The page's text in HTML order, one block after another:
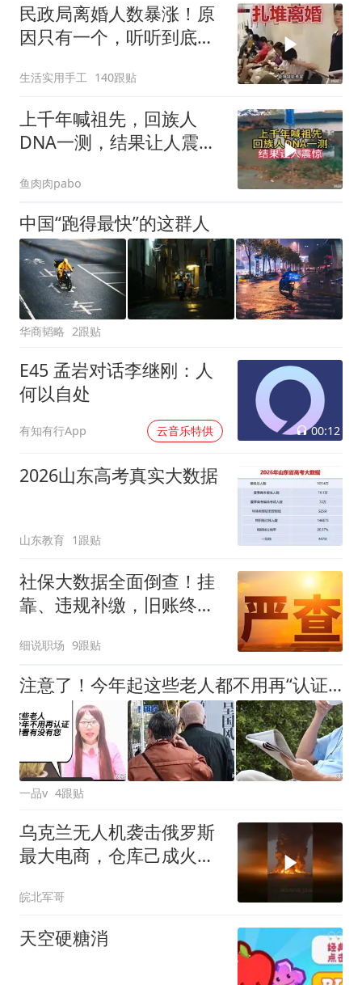
民政局离婚人数暴涨！原
因只有一个，听听到底是
生活实用手工 140跟贴
上千年喊祖先，回族人
DNA一测，结果让人震
鱼肉肉pabo
中国“跑得最快”的这群人
华商韬略 2跟贴
E45 孟岩对话李继刚：人
何以自处
有知有行App 云音乐特供 00:12
2026山东高考真实大数据
山东教育 1跟贴
社保大数据全面倒查！挂
靠、违规补缴，旧账终身
细说职场 9跟贴
注意了！今年起这些老人都不用再“认证”，看看有没有你
一品v 4跟贴
乌克兰无人机袭击俄罗斯
最大电商，仓库己成火
皖北军哥
天空硬糖消